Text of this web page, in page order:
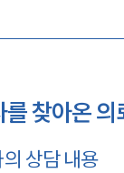
찾아온 의
상담 내용